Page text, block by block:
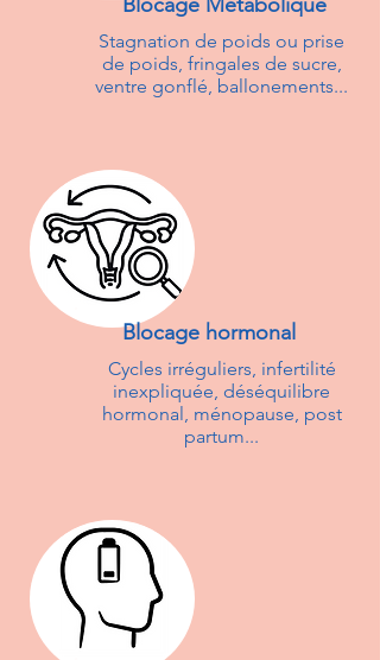
Stagnation de poids ou prise
de poids, fringales de sucre,
ventre gonflé, ballonements...
Blocage hormonal
Cycles irréguliers, infertilité
inexpliquée, déséquilibre
hormonal, ménopause, post
partum...